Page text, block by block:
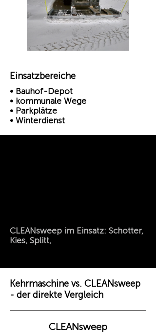
Einsatzbereiche
• Bauhof-Depot
• kommunale Wege
• Parkplätze
• Winterdienst
CLEANsweep im Einsatz: Schotter,
Kies, Splitt,
Kehrmaschine vs. CLEANsweep
- der direkte Vergleich
CLEANsweep